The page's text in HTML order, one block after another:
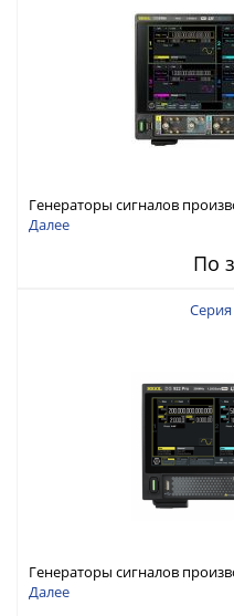
Генераторы сигналов
DG6000 до 500 МГц или до 1
Далее
По
Серия
Генераторы сигналов
Pro с максимальной частотой
Далее